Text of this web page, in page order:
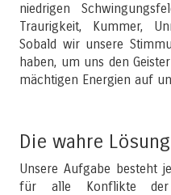
niedrigen
Traurigkeit, Kummer,
Sobald wir unsere
haben, um uns den
mächtigen Energien auf
Die wahre Lösung
Unsere Aufgabe besteht
für alle Konflikte